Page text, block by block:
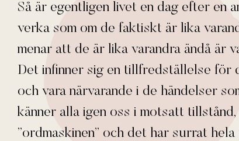
Så är egentligen livet en dag efter en
verka som om de faktiskt är lika
menar att de är lika varandra ändå är
Det infinner sig en tillfredställelse för
och vara närvarande i de händelser
känner alla igen oss i motsatt
”ordmaskinen” och det har surrat